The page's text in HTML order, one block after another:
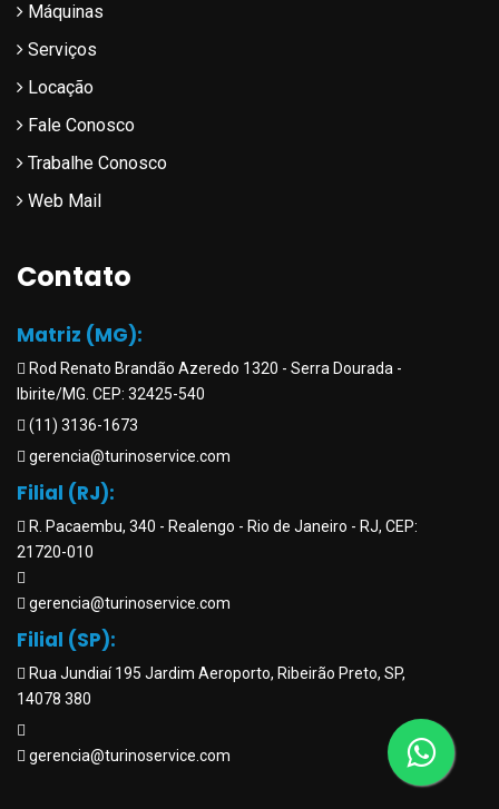
Máquinas
Serviços
Locação
Fale Conosco
Trabalhe Conosco
Web Mail
Contato
Matriz (MG):
Rod Renato Brandão Azeredo 1320 - Serra Dourada -
Ibirite/MG. CEP: 32425-540
(11) 3136-1673
gerencia@turinoservice.com
Filial (RJ):
R. Pacaembu, 340 - Realengo - Rio de Janeiro - RJ, CEP:
21720-010
gerencia@turinoservice.com
Filial (SP):
Rua Jundiaí 195 Jardim Aeroporto, Ribeirão Preto, SP,
14078 380
gerencia@turinoservice.com